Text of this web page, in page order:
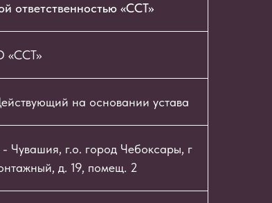
ответственностью «ССТ»
на основании устава
Чувашия, г.о. город Чебоксары, г
д. 19, помещ. 2